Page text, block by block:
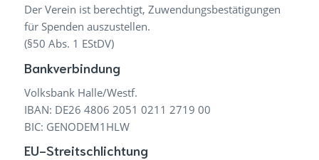
Der Verein ist berechtigt, Zuwendungsbestätigungen
für Spenden auszustellen.
(§50 Abs. 1 EStDV)
Bankverbindung
Volksbank Halle/Westf.
IBAN: DE26 4806 2051 0211 2719 00
BIC: GENODEM1HLW
EU-Streitschlichtung